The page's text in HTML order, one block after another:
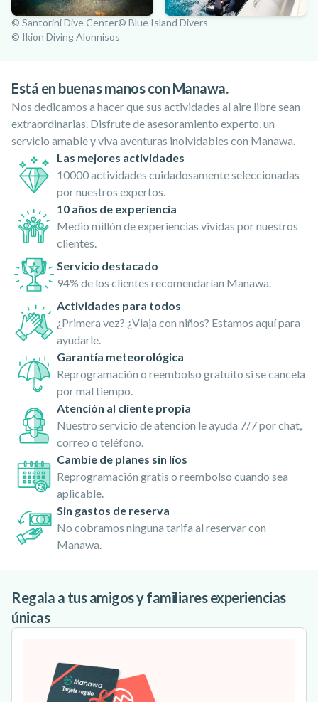
© Santorini Dive Center© Blue Island Divers
© Ikion Diving Alonnisos
Está en buenas manos con Manawa.
Nos dedicamos a hacer que sus actividades al aire libre sean
extraordinarias. Disfrute de asesoramiento experto, un
servicio amable y viva aventuras inolvidables con Manawa.
Las mejores actividades
10000 actividades cuidadosamente seleccionadas
por nuestros expertos.
10 años de experiencia
Medio millón de experiencias vividas por nuestros
clientes.
Servicio destacado
94% de los clientes recomendarían Manawa.
Actividades para todos
¿Primera vez? ¿Viaja con niños? Estamos aquí para
ayudarle.
Garantía meteorológica
Reprogramación o reembolso gratuito si se cancela
por mal tiempo.
Atención al cliente propia
Nuestro servicio de atención le ayuda 7/7 por chat,
correo o teléfono.
Cambie de planes sin líos
Reprogramación gratis o reembolso cuando sea
aplicable.
Sin gastos de reserva
No cobramos ninguna tarifa al reservar con
Manawa.
Regala a tus amigos y familiares experiencias
únicas